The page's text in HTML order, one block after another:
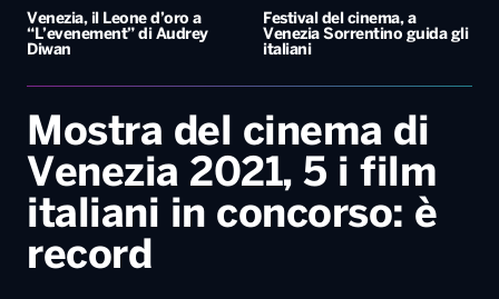
Venezia, il Leone d’oro a
“L’evenement” di Audrey
Diwan
Festival del cinema, a
Venezia Sorrentino guida gli
italiani
Mostra del cinema di
Venezia 2021, 5 i film
italiani in concorso: è
record